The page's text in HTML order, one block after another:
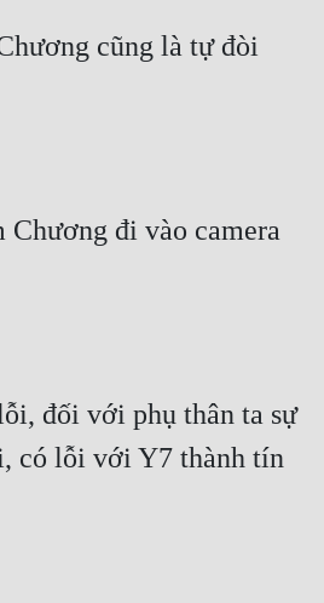
cũng là tự đòi
Chương đi vào camera
đối với phụ thân ta sự
có lỗi với Y7 thành tín